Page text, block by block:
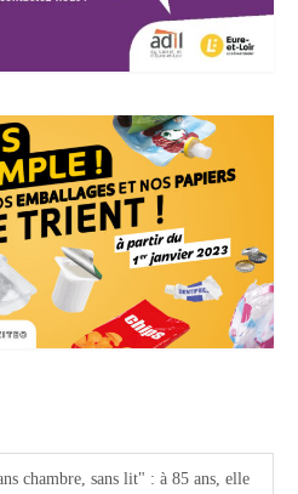
chambre, sans lit" : à 85 ans, elle